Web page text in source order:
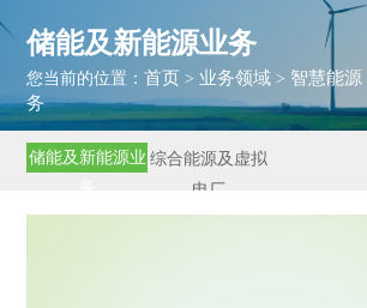
储能及新能源业务
您当前的位置：首页 > 业务领域 > 智慧能源
务
储能及新能源业 综合能源及虚拟
电厂